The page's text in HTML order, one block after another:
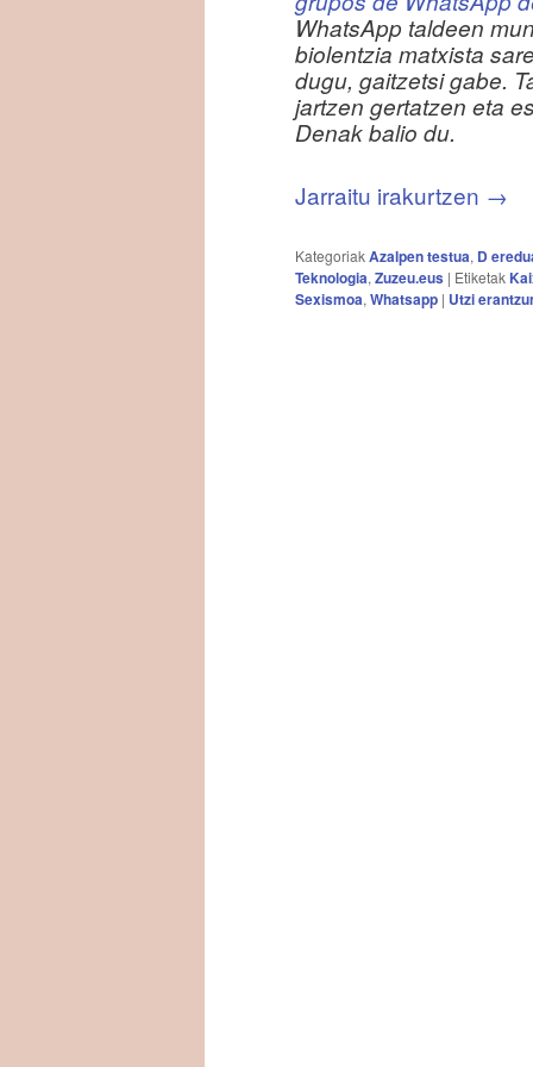
WhatsApp taldeen
biolentzia matxista
dugu, gaitzetsi gabe.
jartzen gertatzen eta
Denak balio du.
Jarraitu irakurtzen →
KategoriakAzalpen testua, D
Teknologia, Zuzeu.eus | Etiketak
Sexismoa, Whatsapp | Utzi